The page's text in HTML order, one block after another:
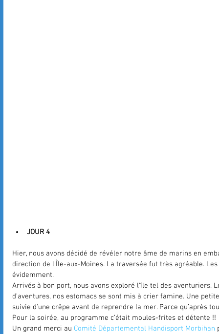
JOUR 4
Hier, nous avons décidé de révéler notre âme de marins en
direction de l'Île-aux-Moines. La traversée fut très agréable.
évidemment.
Arrivés à bon port, nous avons exploré l'île tel des aventuriers.
d'aventures, nos estomacs se sont mis à crier famine. Une
suivie d'une crêpe avant de reprendre la mer. Parce qu’après
Pour la soirée, au programme c’était moules-frites et détente !!
Un grand merci au Comité Départemental Handisport Morbihan